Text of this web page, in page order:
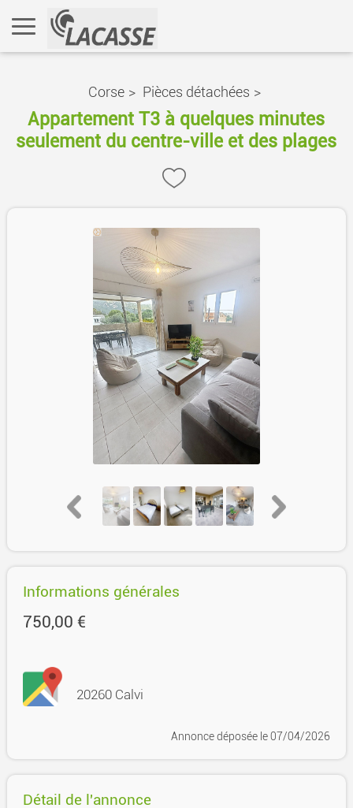
Corse > Pièces détachées >
Appartement T3 à quelques minutes
seulement du centre-ville et des plages
Informations générales
750,00 €
20260 Calvi
Annonce déposée le 07/04/2026
Détail de l'annonce